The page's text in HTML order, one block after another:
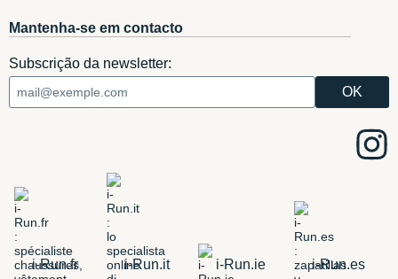
Mantenha-se em contacto
Subscrição da newsletter:
i-Run.fr i-Run.it i-Run.ie i-Run.es